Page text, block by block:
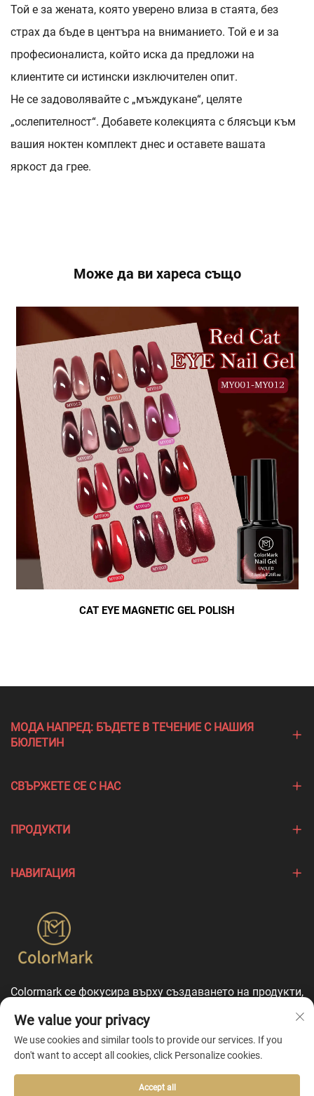
Той е за жената, която уверено влиза в стаята, без
страх да бъде в центъра на вниманието. Той е и за
професионалиста, който иска да предложи на
клиентите си истински изключителен опит.
Не се задоволявайте с „мъждукане“, целятe
„ослепителност“. Добавете колекцията с блясъци към
вашия ноктен комплект днес и оставете вашата
яркост да грее.
Може да ви хареса също
CAT EYE MAGNETIC GEL POLISH
МОДА НАПРЕД: БЪДЕТЕ В ТЕЧЕНИЕ С НАШИЯ
БЮЛЕТИН
СВЪРЖЕТЕ СЕ С НАС
ПРОДУКТИ
НАВИГАЦИЯ
Colormark се фокусира върху създаването на продукти,
различните брандове, и предлага комплексни услуги
за персонализация.
We value your privacy
We use cookies and similar tools to provide our services. If you
don't want to accept all cookies, click Personalize cookies.
Accept all